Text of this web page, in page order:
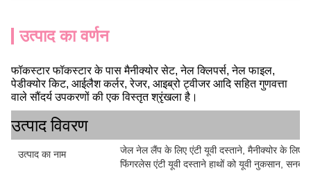
उत्पाद का वर्णन
फॉकस्टारफॉकस्टार के पास मैनीक्योर सेट, नेल क्लिपर्स, नेल फाइल,
पेडीक्योर किट, आईलैश कर्लर, रेजर, आइब्रो ट्वीजर आदि सहित गुणवत्ता
वाले सौंदर्य उपकरणों की एक विस्तृत श्रृंखला है।
उत्पाद विवरण
उत्पाद का नाम
जेल नेल लैंप के लिए एंटी यूवी दस्ताने, मैनीक्योर के लिए
फिंगरलेस एंटी यूवी दस्ताने हाथों को यूवी नुकसान,